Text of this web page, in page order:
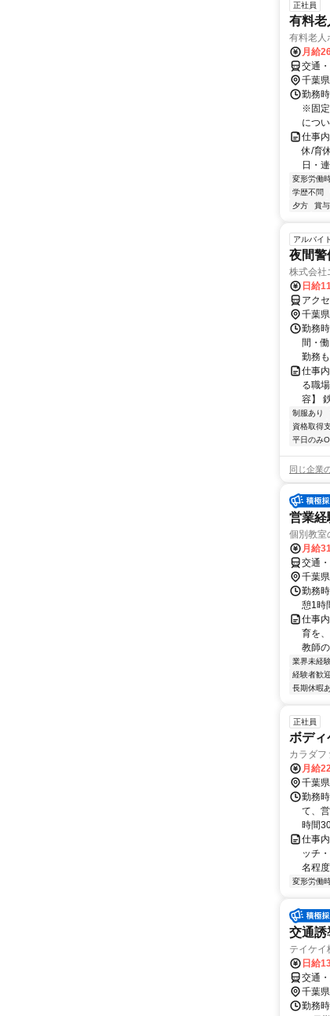
正社員
有料老
有料老人
月給
交通
千葉
勤務
※固定
につ
仕事
休/育
日・
変形労働
学歴不問
夕方
賞
アルバイ
夜間警
株式会社
日給
アク
千葉
勤務
間・
勤務
仕事
る職
容】
制服あり
資格取得
平日のみ
同じ企業
営業経
個別教
月給
交通
千葉
勤務
憩1時
仕事
育を
教師
業界未経
経験者歓迎
長期休暇
正社員
ボディ
カラダ
月給
千葉
勤務
て、
時間
仕事
ッチ
名程
変形労働
交通誘
テイケ
日給
交通
千葉
勤務